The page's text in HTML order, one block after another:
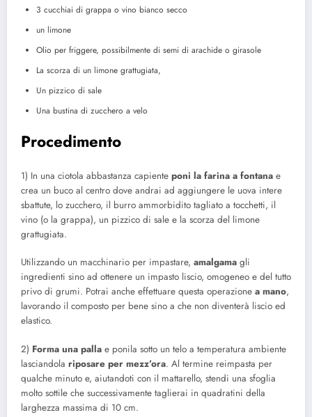
3 cucchiai di grappa o vino bianco secco
un limone
Olio per friggere, possibilmente di semi di arachide o girasole
La scorza di un limone grattugiata,
Un pizzico di sale
Una bustina di zucchero a velo
Procedimento
1) In una ciotola abbastanza capiente poni la farina a fontana e
crea un buco al centro dove andrai ad aggiungere le uova intere
sbattute, lo zucchero, il burro ammorbidito tagliato a tocchetti, il
vino (o la grappa), un pizzico di sale e la scorza del limone
grattugiata.
Utilizzando un macchinario per impastare, amalgama gli
ingredienti sino ad ottenere un impasto liscio, omogeneo e del tutto
privo di grumi. Potrai anche effettuare questa operazione a mano,
lavorando il composto per bene sino a che non diventerà liscio ed
elastico.
2) Forma una palla e ponila sotto un telo a temperatura ambiente
lasciandola riposare per mezz’ora. Al termine reimpasta per
qualche minuto e, aiutandoti con il mattarello, stendi una sfoglia
molto sottile che successivamente taglierai in quadratini della
larghezza massima di 10 cm.